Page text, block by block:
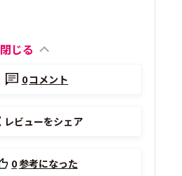
閉じる
0コメント
レビューをシェア
0参考になった